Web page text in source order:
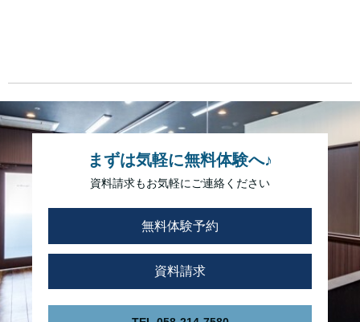
まずは気軽に無料体験へ♪
資料請求もお気軽にご連絡ください
無料体験予約
資料請求